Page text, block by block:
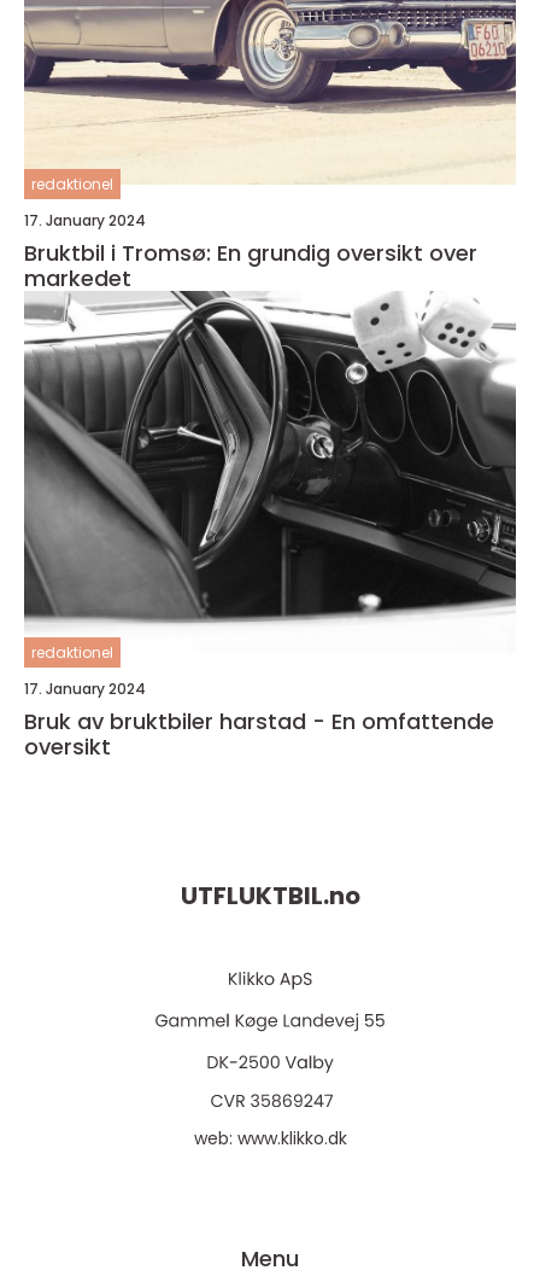
redaktionel
17. January 2024
Bruktbil i Tromsø: En grundig oversikt over
markedet
redaktionel
17. January 2024
Bruk av bruktbiler harstad - En omfattende
oversikt
UTFLUKTBIL.no
web: www.klikko.dk
Menu